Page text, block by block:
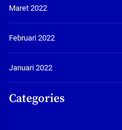
Maret 2022
Februari 2022
Januari 2022
Categories